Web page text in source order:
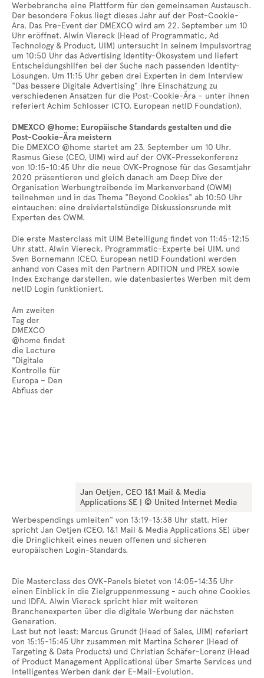
Werbebranche eine Plattform für den gemeinsamen Austausch.
Der besondere Fokus liegt dieses Jahr auf der Post-Cookie-
Ära. Das Pre-Event der DMEXCO wird am 22. September um 10
Uhr eröffnet. Alwin Viereck (Head of Programmatic, Ad
Technology & Product, UIM) untersucht in seinem Impulsvortrag
um 10:50 Uhr das Advertising Identity-Ökosystem und liefert
Entscheidungshilfen bei der Suche nach passenden Identity-
Lösungen. Um 11:15 Uhr geben drei Experten in dem Interview
"Das bessere Digitale Advertising" ihre Einschätzung zu
verschiedenen Ansätzen für die Post-Cookie-Ära – unter ihnen
referiert Achim Schlosser (CTO, European netID Foundation).
DMEXCO @home: Europäische Standards gestalten und die
Post-Cookie-Ära meistern
Die DMEXCO @home startet am 23. September um 10 Uhr.
Rasmus Giese (CEO, UIM) wird auf der OVK-Pressekonferenz
von 10:15-10:45 Uhr die neue OVK-Prognose für das Gesamtjahr
2020 präsentieren und gleich danach am Deep Dive der
Organisation Werbungtreibende im Markenverband (OWM)
teilnehmen und in das Thema "Beyond Cookies" ab 10:50 Uhr
eintauchen: eine dreiviertelstündige Diskussionsrunde mit
Experten des OWM.
Die erste Masterclass mit UIM Beteiligung findet von 11:45-12:15
Uhr statt. Alwin Viereck, Programmatic-Experte bei UIM, und
Sven Bornemann (CEO, European netID Foundation) werden
anhand von Cases mit den Partnern ADITION und PREX sowie
Index Exchange darstellen, wie datenbasiertes Werben mit dem
netID Login funktioniert.
Jan Oetjen, CEO 1&1 Mail & Media
Applications SE | © United Internet Media
Am zweiten
Tag der
DMEXCO
@home findet
die Lecture
"Digitale
Kontrolle für
Europa – Den
Abfluss der
Werbespendings umleiten" von 13:19-13:38 Uhr statt. Hier
spricht Jan Oetjen (CEO, 1&1 Mail & Media Applications SE) über
die Dringlichkeit eines neuen offenen und sicheren
europäischen Login-Standards.
Die Masterclass des OVK-Panels bietet von 14:05-14:35 Uhr
einen Einblick in die Zielgruppenmessung - auch ohne Cookies
und IDFA. Alwin Viereck spricht hier mit weiteren
Branchenexperten über die digitale Werbung der nächsten
Generation.
Last but not least: Marcus Grundt (Head of Sales, UIM) referiert
von 15:15-15:45 Uhr zusammen mit Martina Scherer (Head of
Targeting & Data Products) und Christian Schäfer-Lorenz (Head
of Product Management Applications) über Smarte Services und
intelligentes Werben dank der E-Mail-Evolution.